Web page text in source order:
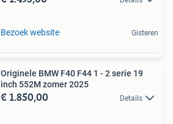
Bezoek website Gisteren
Originele BMW F40 F44 1 - 2 serie 19
inch 552M zomer 2025
€ 1.850,00 Details